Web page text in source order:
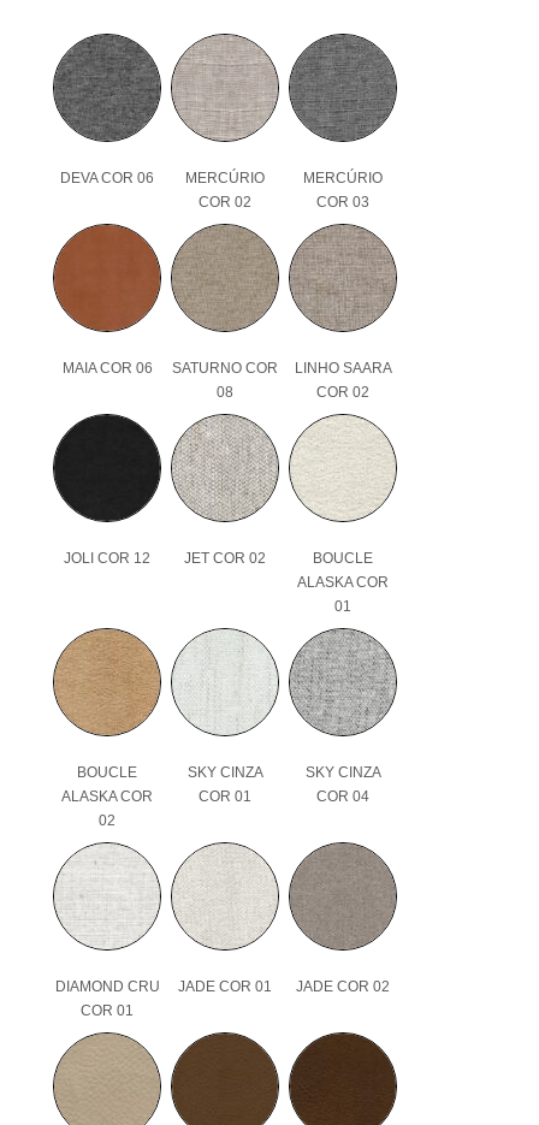
DEVA COR 06
MERCÚRIO
COR 02
MERCÚRIO
COR 03
MAIA COR 06
SATURNO COR
08
LINHO SAARA
COR 02
JOLI COR 12 JET COR 02
BOUCLE
ALASKA COR
01
BOUCLE
ALASKA COR
02
SKY CINZA
COR 01
SKY CINZA
COR 04
DIAMOND CRU
COR 01
JADE COR 01 JADE COR 02